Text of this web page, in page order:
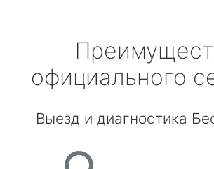
официального
Выезд и диагностика